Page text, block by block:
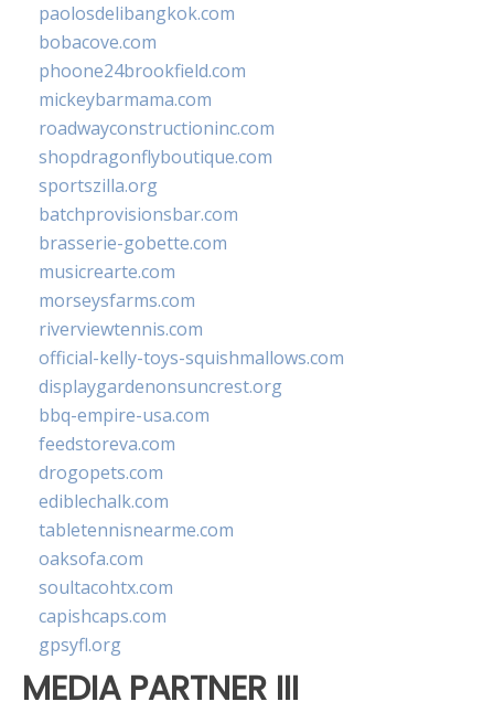
paolosdelibangkok.com
bobacove.com
phoone24brookfield.com
mickeybarmama.com
roadwayconstructioninc.com
shopdragonflyboutique.com
sportszilla.org
batchprovisionsbar.com
brasserie-gobette.com
musicrearte.com
morseysfarms.com
riverviewtennis.com
official-kelly-toys-squishmallows.com
displaygardenonsuncrest.org
bbq-empire-usa.com
feedstoreva.com
drogopets.com
ediblechalk.com
tabletennisnearme.com
oaksofa.com
soultacohtx.com
capishcaps.com
gpsyfl.org
MEDIA PARTNER III